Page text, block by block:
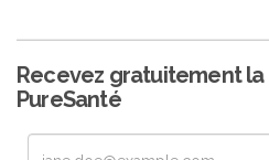
Recevez gratuitement
PureSanté